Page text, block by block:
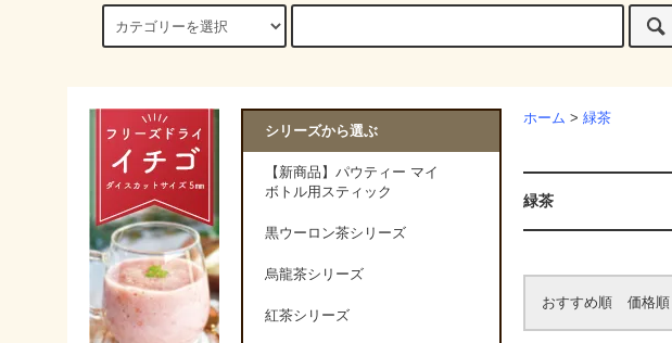
ホーム > 緑茶
緑茶
おすすめ順 価格順
シリーズから選ぶ
【新商品】パウティー マイ
ボトル用スティック
黒ウーロン茶シリーズ
烏龍茶シリーズ
紅茶シリーズ